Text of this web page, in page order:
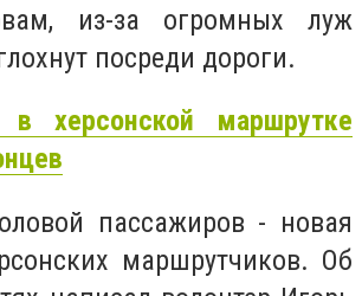
из-за огромных луж
посреди дороги.
в херсонской маршрутке
пассажиров - новая
маршрутчиков. Об